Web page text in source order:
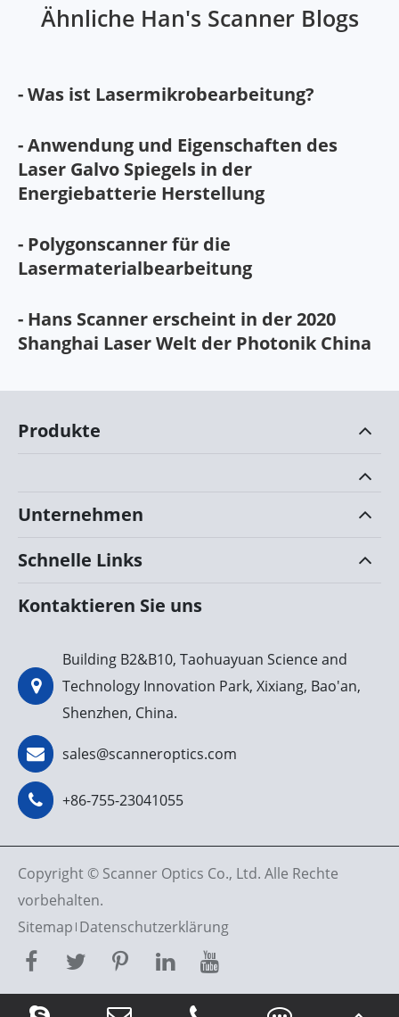
Ähnliche Han's Scanner Blogs
- Was ist Lasermikrobearbeitung?
- Anwendung und Eigenschaften des
Laser Galvo Spiegels in der
Energiebatterie Herstellung
- Polygonscanner für die
Lasermaterialbearbeitung
- Hans Scanner erscheint in der 2020
Shanghai Laser Welt der Photonik China
Produkte
Unternehmen
Schnelle Links
Kontaktieren Sie uns
Building B2&B10, Taohuayuan Science and
Technology Innovation Park, Xixiang, Bao'an,
Shenzhen, China.
sales@scanneroptics.com
+86-755-23041055
Copyright © Scanner Optics Co., Ltd. Alle Rechte
vorbehalten.
Sitemap Datenschutzerklärung